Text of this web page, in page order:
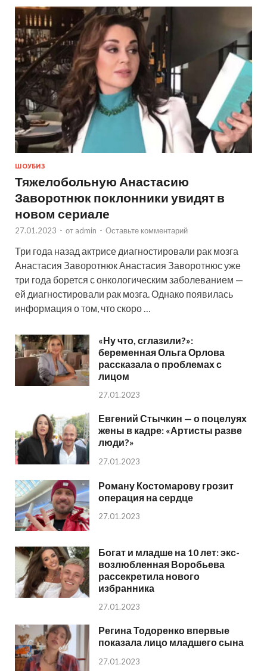
ШОУБИЗ
Тяжелобольную Анастасию
Заворотнюк поклонники увидят в
новом сериале
27.01.2023 - от admin - Оставьте комментарий
Три года назад актрисе диагностировали рак мозга
Анастасия Заворотнюк Анастасия Заворотнюс уже
три года борется с онкологическим заболеванием —
ей диагностировали рак мозга. Однако появилась
информация о том, что скоро …
«Ну что, сглазили?»:
беременная Ольга Орлова
рассказала о проблемах с
лицом
27.01.2023
Евгений Стычкин — о поцелуях
жены в кадре: «Артисты разве
люди?»
27.01.2023
Роману Костомарову грозит
операция на сердце
27.01.2023
Богат и младше на 10 лет: экс-
возлюбленная Воробьева
рассекретила нового
избранника
27.01.2023
Регина Тодоренко впервые
показала лицо младшего сына
27.01.2023